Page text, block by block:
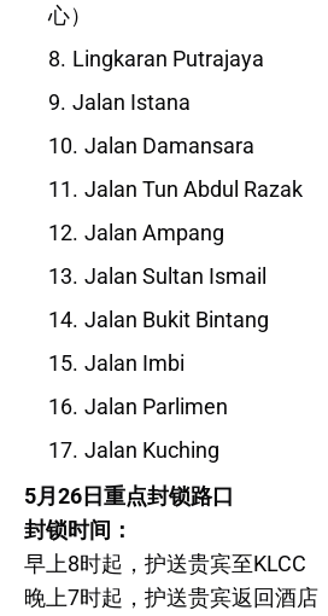
心）
Lingkaran Putrajaya
Jalan Istana
Jalan Damansara
Jalan Tun Abdul Razak
Jalan Ampang
Jalan Sultan Ismail
Jalan Bukit Bintang
Jalan Imbi
Jalan Parlimen
Jalan Kuching
5月26日重点封锁路口
封锁时间：
早上8时起，护送贵宾至KLCC
晚上7时起，护送贵宾返回酒店